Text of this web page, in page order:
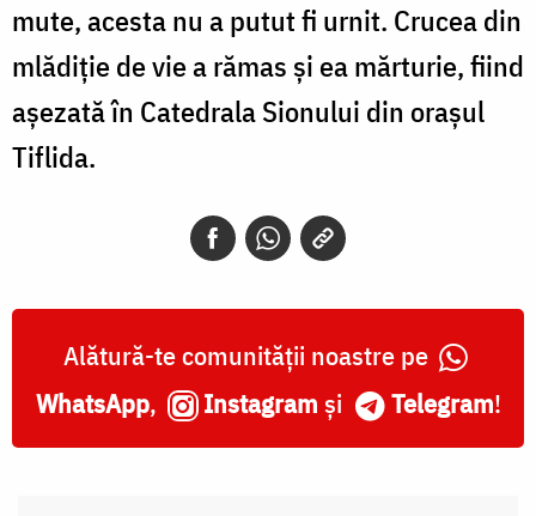
mute, acesta nu a putut fi urnit. Crucea din
mlădiție de vie a rămas și ea mărturie, fiind
așezată în Catedrala Sionului din orașul
Tiflida.
Alătură-te comunității noastre pe
WhatsApp, Instagram și Telegram!